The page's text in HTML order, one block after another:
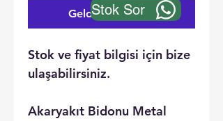
Geldiğinde Bildir
Stok ve fiyat bilgisi için bize
ulaşabilirsiniz.
Akaryakıt Bidonu Metal
Stok Sor